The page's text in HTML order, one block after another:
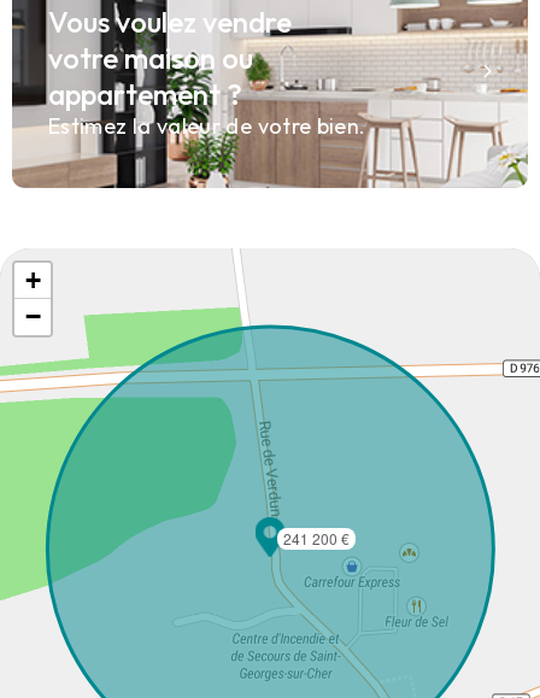
Vous voulez vendre
votre maison ou
appartement ?
Estimez la valeur de votre bien.
241 200 €
+
−